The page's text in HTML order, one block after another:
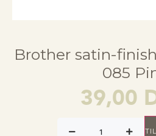
Brother satin-
085
39,00